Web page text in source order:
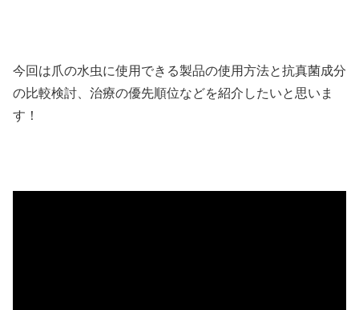
今回は爪の水虫に使用できる製品の使用方法と抗真菌成分
の比較検討、治療の優先順位などを紹介したいと思いま
す！